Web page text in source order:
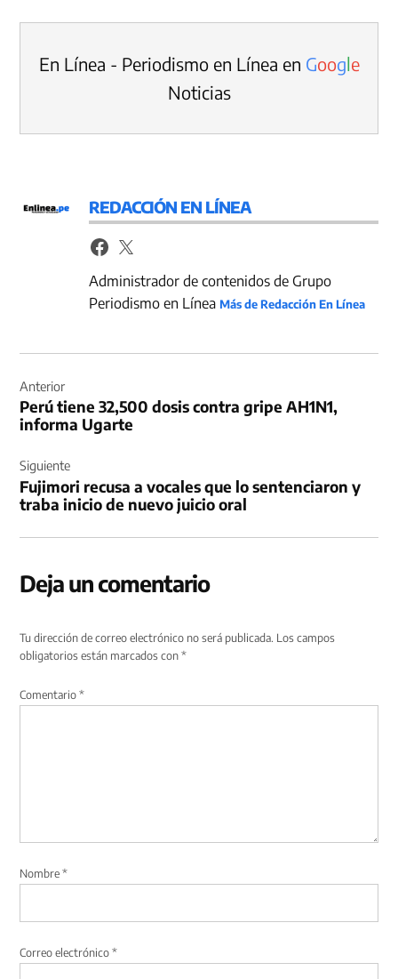
En Línea - Periodismo en Línea en Google
Noticias
REDACCIÓN EN LÍNEA
Administrador de contenidos de Grupo
Periodismo en LíneaMás de Redacción En Línea
de
entradas
Anterior
Perú tiene 32,500 dosis contra gripe AH1N1,
informa Ugarte
Siguiente
Fujimori recusa a vocales que lo sentenciaron y
traba inicio de nuevo juicio oral
Deja un comentario
Tu dirección de correo electrónico no será publicada. Los campos
obligatorios están marcados con*
Comentario*
Nombre*
Correo electrónico*